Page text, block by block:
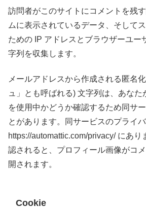
訪問者がこのサイトにコメントを残
ムに表示されているデータ、そして
ための IP アドレスとブラウザーユー
字列を収集します。
メールアドレスから作成される匿名
ュ」とも呼ばれる) 文字列は、あなた
を使用中かどうか確認するため同サ
とがあります。同サービスのプライ
https://automattic.com/privacy/ にあり
認されると、プロフィール画像がコ
開されます。
Cookie